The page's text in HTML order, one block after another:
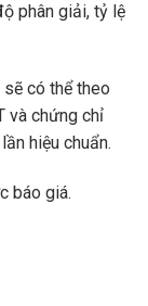
phân giải, tỷ lệ
có thể theo
và chứng chỉ
hiệu chuẩn.
báo giá.